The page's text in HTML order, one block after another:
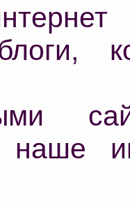
наше